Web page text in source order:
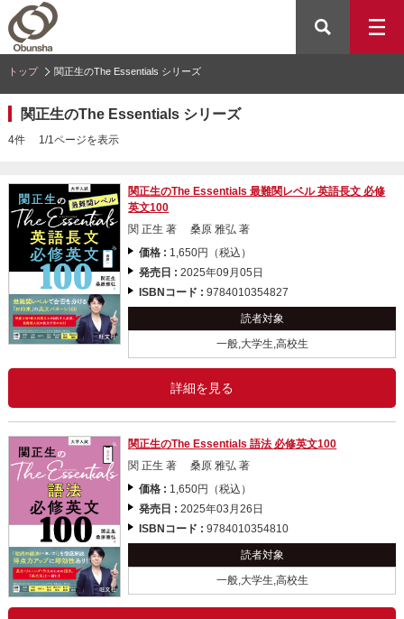
トップ 関正生のThe Essentials シリーズ
関正生のThe Essentials シリーズ
4件 1/1ページを表示
関正生のThe Essentials 最難関レベル 英語長文 必修
英文100
関 正生 著 桑原 雅弘 著
価格 : 1,650円（税込）
発売日 :2025年09月05日
ISBNコード :9784010354827
読者対象
一般,大学生,高校生
詳細を見る
関正生のThe Essentials 語法 必修英文100
関 正生 著 桑原 雅弘 著
価格 : 1,650円（税込）
発売日 :2025年03月26日
ISBNコード :9784010354810
読者対象
一般,大学生,高校生